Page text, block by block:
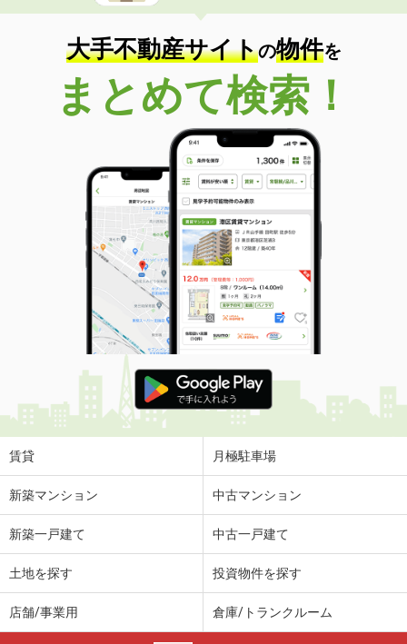
大手不動産サイトの物件を
まとめて検索！
賃貸 月極駐車場
新築マンション 中古マンション
新築一戸建て 中古一戸建て
土地を探す 投資物件を探す
店舗/事業用 倉庫/トランクルーム